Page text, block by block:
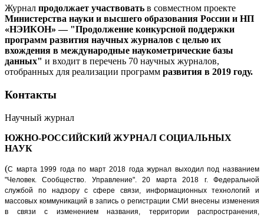
Журнал продолжает участвовать в совместном проекте
Министерства науки и высшего образования России и НП
«НЭИКОН» — "Продолжение конкурсной поддержки
программ развития научных журналов с целью их
вхождения в международные наукометрические базы
данных" и входит в перечень 70 научных журналов,
отобранных для реализации программ развития в 2019 году.
Контакты
Научный журнал
ЮЖНО-РОССИЙСКИЙ ЖУРНАЛ СОЦИАЛЬНЫХ
НАУК
(С марта 1999 года по март 2018 года журнал выходил под названием
"Человек. Сообщество. Управление".20 марта 2018 г. Федеральной
службой по надзору с сфере связи, информационных технологий и
массовых коммуникаций в запись о регистрации СМИ внесены изменения
в связи с изменением названия, территории распространения,